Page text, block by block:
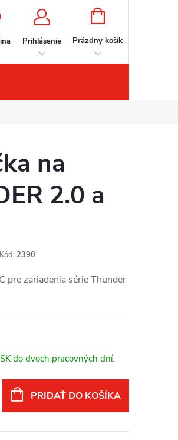
Prihlásenie
NÁKUPNÝ
Prázdny košík
na
2.0 a
Kód: 2390
pre zariadenia série Thunder
do dvoch pracovných dní.
PRIDAŤ DO KOŠÍKA